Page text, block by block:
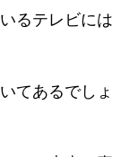
るテレビには
てあるでしょ